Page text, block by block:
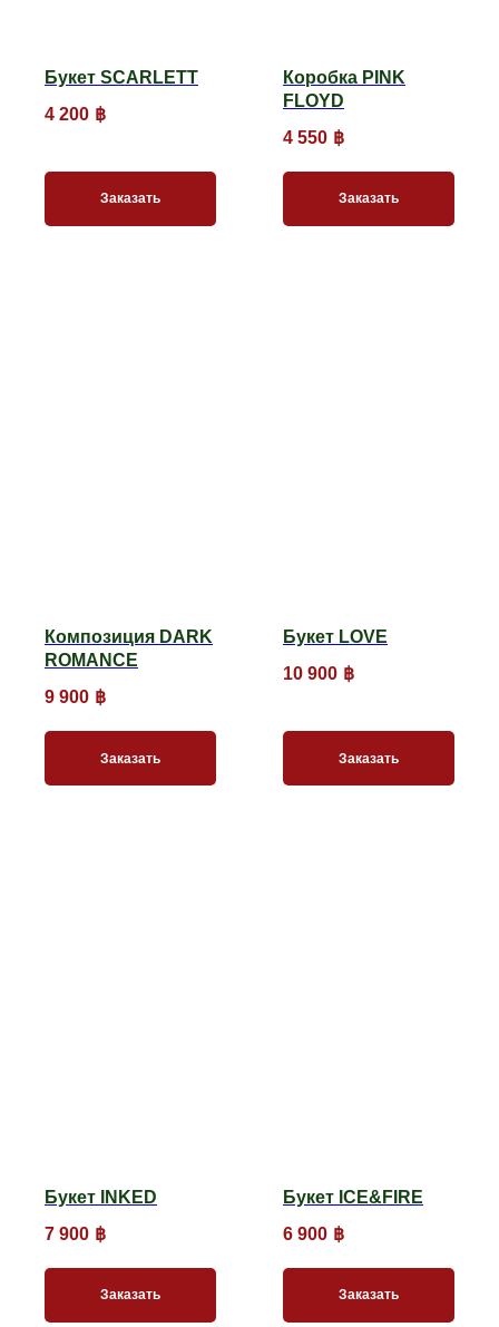
Букет SCARLETT
4 200 ฿
Заказать
Коробка PINK
FLOYD
4 550 ฿
Заказать
Композиция DARK
ROMANCE
9 900 ฿
Заказать
Букет LOVE
10 900 ฿
Заказать
Букет INKED
7 900 ฿
Заказать
Букет ICE&FIRE
6 900 ฿
Заказать